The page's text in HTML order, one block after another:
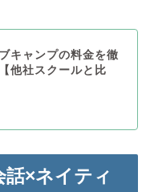
キャンプの料金を徹
他社スクールと比
話×ネイティ